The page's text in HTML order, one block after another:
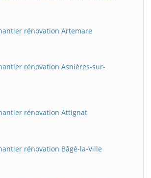
rénovation Artemare
rénovation Asnières-sur-
rénovation Attignat
rénovation Bâgé-la-Ville